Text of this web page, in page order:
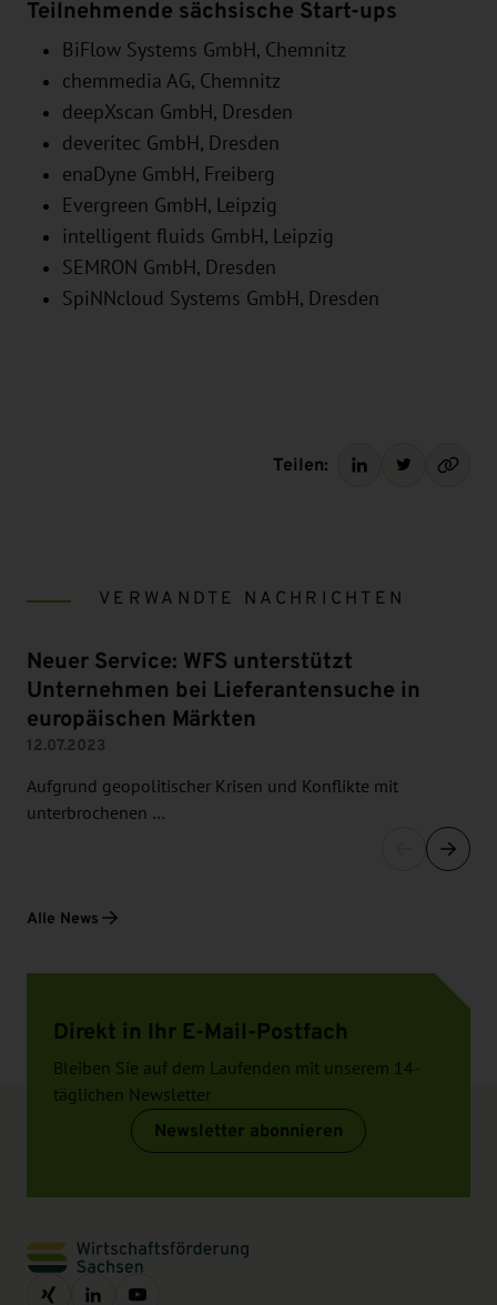
Teilnehmende sächsische Start-ups
BiFlow Systems GmbH, Chemnitz
chemmedia AG, Chemnitz
deepXscan GmbH, Dresden
deveritec GmbH, Dresden
enaDyne GmbH, Freiberg
Evergreen GmbH, Leipzig
intelligent fluids GmbH, Leipzig
SEMRON GmbH, Dresden
SpiNNcloud Systems GmbH, Dresden
Teilen:
VERWANDTE NACHRICHTEN
Neuer Service: WFS unterstützt
Unternehmen bei Lieferantensuche in
europäischen Märkten
12.07.2023
Aufgrund geopolitischer Krisen und Konflikte mit
unterbrochenen …
Alle News
Direkt in Ihr E-Mail-Postfach
Bleiben Sie auf dem Laufenden mit unserem 14-
täglichen Newsletter
Newsletter abonnieren